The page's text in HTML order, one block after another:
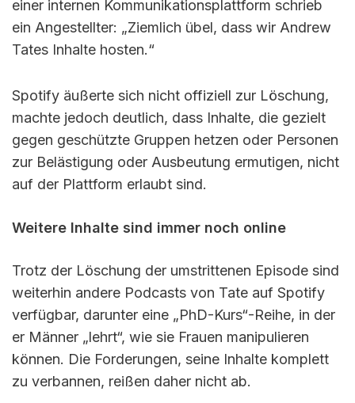
einer internen Kommunikationsplattform schrieb
ein Angestellter: „Ziemlich übel, dass wir Andrew
Tates Inhalte hosten.“
Spotify äußerte sich nicht offiziell zur Löschung,
machte jedoch deutlich, dass Inhalte, die gezielt
gegen geschützte Gruppen hetzen oder Personen
zur Belästigung oder Ausbeutung ermutigen, nicht
auf der Plattform erlaubt sind.
Weitere Inhalte sind immer noch online
Trotz der Löschung der umstrittenen Episode sind
weiterhin andere Podcasts von Tate auf Spotify
verfügbar, darunter eine „PhD-Kurs“-Reihe, in der
er Männer „lehrt“, wie sie Frauen manipulieren
können. Die Forderungen, seine Inhalte komplett
zu verbannen, reißen daher nicht ab.